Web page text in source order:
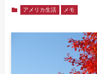
アメリカ生活 メモ